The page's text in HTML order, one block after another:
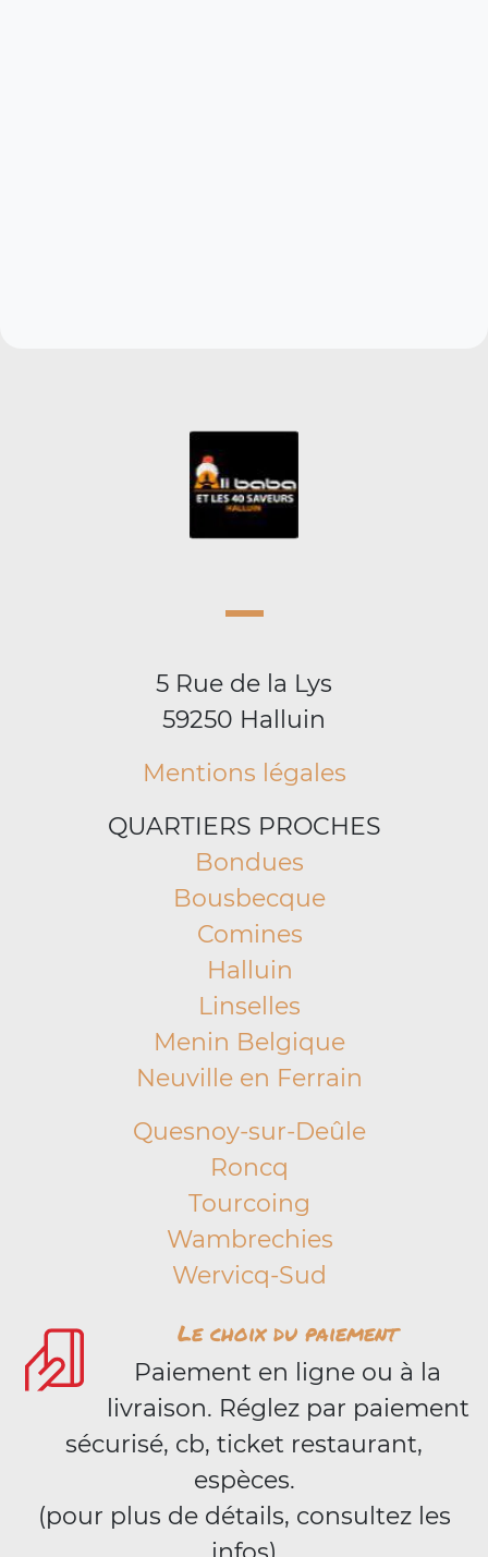
5 Rue de la Lys
59250 Halluin
Mentions légales
QUARTIERS PROCHES
Bondues
Bousbecque
Comines
Halluin
Linselles
Menin Belgique
Neuville en Ferrain
Quesnoy-sur-Deûle
Roncq
Tourcoing
Wambrechies
Wervicq-Sud
Le choix du paiement
Paiement en ligne ou à la
livraison. Réglez par paiement
sécurisé, cb, ticket restaurant,
espèces.
(pour plus de détails, consultez les